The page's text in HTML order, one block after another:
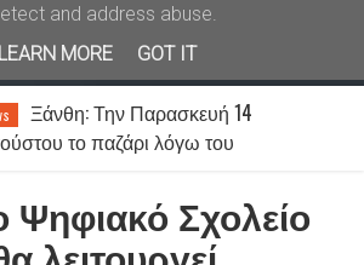
Ξάνθη: Την Παρασκευή 14
το παζάρι λόγω του
Ψηφιακό Σχολείο
and address abuse.
LEARN MORE
GOT IT